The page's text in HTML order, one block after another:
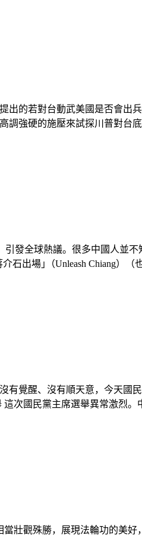
出的若對台動武美國是否會出
調強硬的施壓來試探川普對台
引發全球熱議。很多中國人並
石出場｣（Unleash Chiang）（
有覺醒、沒有順天意，今天國
次國民黨主席選舉異常激烈。
壯觀殊勝，展現法輪功的美